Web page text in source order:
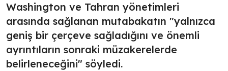
Washington ve Tahran yönetimleri
arasında sağlanan mutabakatın "yalnızca
geniş bir çerçeve sağladığını ve önemli
ayrıntıların sonraki müzakerelerde
belirleneceğini" söyledi.